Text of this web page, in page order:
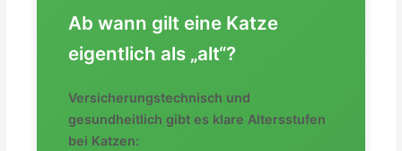
Ab wann gilt eine Katze
eigentlich als „alt“?
Versicherungstechnisch und
gesundheitlich gibt es klare Altersstufen
bei Katzen: